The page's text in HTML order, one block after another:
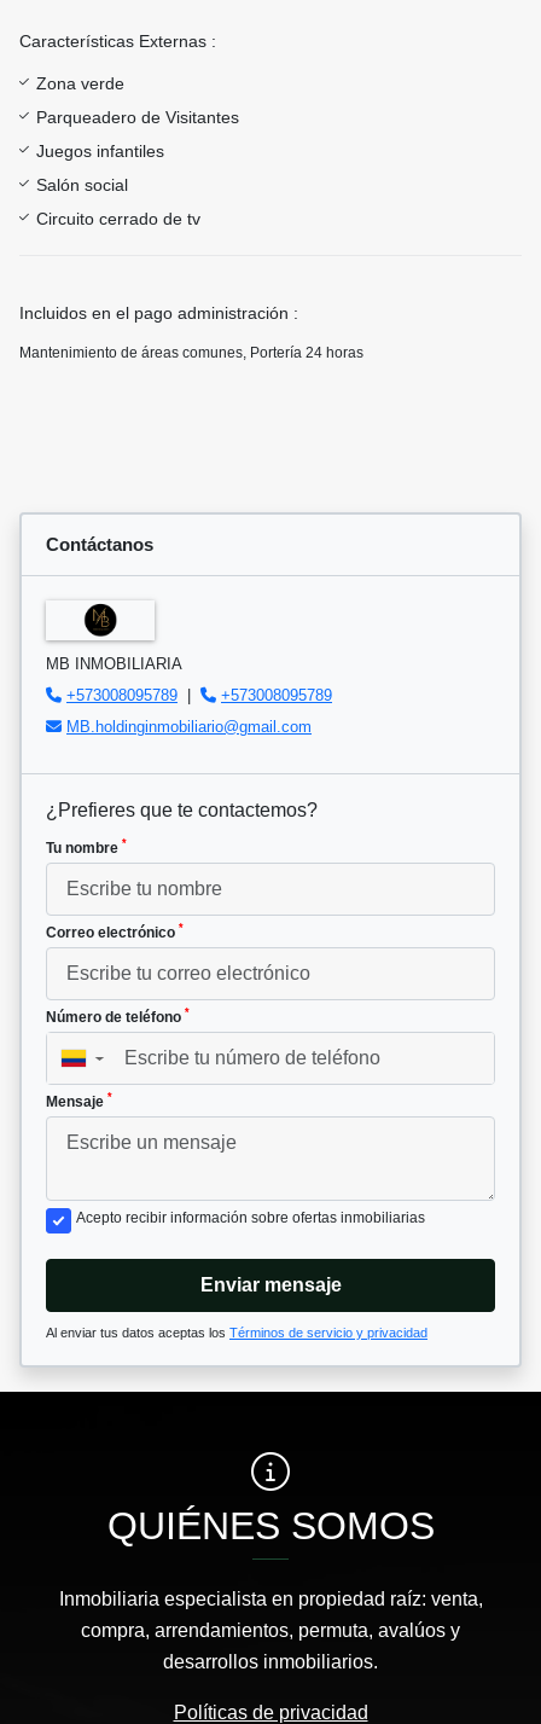
Características Externas :
Zona verde
Parqueadero de Visitantes
Juegos infantiles
Salón social
Circuito cerrado de tv
Incluidos en el pago administración :
Mantenimiento de áreas comunes, Portería 24 horas
Contáctanos
MB INMOBILIARIA
+573008095789 |
+573008095789
MB.holdinginmobiliario@gmail.com
¿Prefieres que te contactemos?
Tu nombre *
Correo electrónico *
Número de teléfono *
▼
Mensaje *
Acepto recibir información sobre ofertas inmobiliarias
Enviar mensaje
Al enviar tus datos aceptas los Términos de servicio y privacidad
QUIÉNES SOMOS
Inmobiliaria especialista en propiedad raíz: venta,
compra, arrendamientos, permuta, avalúos y
desarrollos inmobiliarios.
Políticas de privacidad